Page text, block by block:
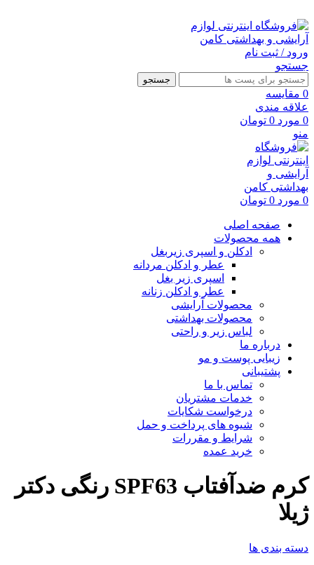
ورود / ثبت نام
جستجو
جستجو
0 مقايسه
علاقه مندی
0 مورد 0 تومان
منو
0 مورد 0 تومان
صفحه اصلی
همه محصولات
ادکلن و اسپری زیربغل
عطر و ادکلن مردانه
اسپری زیر بغل
عطر و ادکلن زنانه
محصولات آرایشی
محصولات بهداشتی
لباس زیر و راحتی
درباره ما
زیبایی پوست و مو
پشتیبانی
تماس با ما
خدمات مشتریان
درخواست شکایات
شیوه های پرداخت و حمل
شرایط و مقررات
خرید عمده
کرم ضدآفتاب SPF63 رنگی دکتر
ژیلا
دسته بندی ها